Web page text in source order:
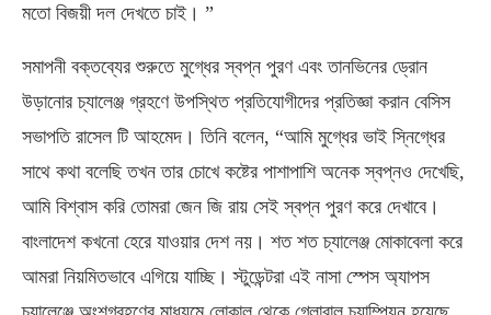
মতো বিজয়ী দল দেখতে চাই। ”
সমাপনী বক্তব্যের শুরুতে মুগ্ধের স্বপ্ন পুরণ এবং তানভিনের ড্রোন
উড়ানোর চ্যালেঞ্জ গ্রহণে উপস্থিত প্রতিযোগীদের প্রতিজ্ঞা করান বেসিস
সভাপতি রাসেল টি আহমেদ। তিনি বলেন, “আমি মুগ্ধের ভাই স্নিগ্ধের
সাথে কথা বলেছি তখন তার চোখে কষ্টের পাশাপাশি অনেক স্বপ্নও দেখেছি,
আমি বিশ্বাস করি তোমরা জেন জি রায় সেই স্বপ্ন পুরণ করে দেখাবে।
বাংলাদেশ কখনো হেরে যাওয়ার দেশ নয়। শত শত চ্যালেঞ্জ মোকাবেলা করে
আমরা নিয়মিতভাবে এগিয়ে যাচ্ছি। স্টুডেন্টরা এই নাসা স্পেস অ্যাপস